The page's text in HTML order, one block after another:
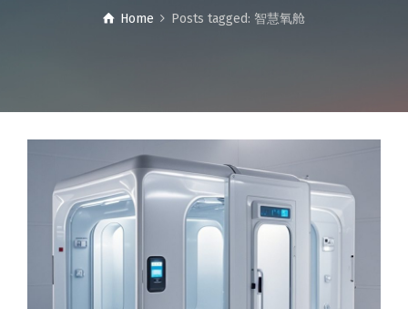
Home Posts tagged: 智慧氧舱